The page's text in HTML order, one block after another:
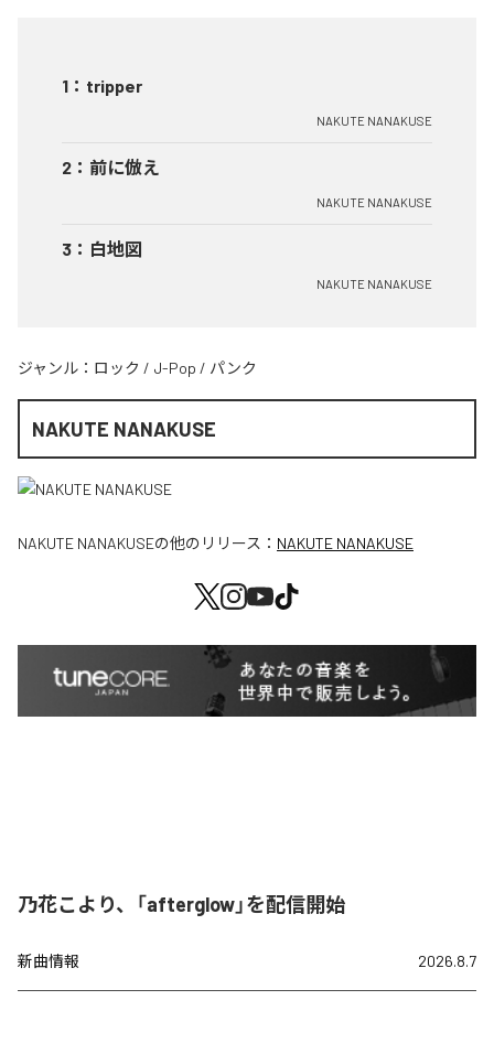
1 ： tripper
NAKUTE NANAKUSE
2 ： 前に倣え
NAKUTE NANAKUSE
3 ： 白地図
NAKUTE NANAKUSE
ジャンル： ロック / J-Pop / パンク
NAKUTE NANAKUSE
NAKUTE NANAKUSEの他のリリース： NAKUTE NANAKUSE
乃花こより、「afterglow」を配信開始
新曲情報 2026.8.7